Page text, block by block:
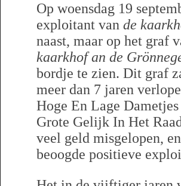
Op woensdag 19
exploitant van de
naast, maar op het graf
kaarkhof an de
bordje te zien. Dit graf
meer dan 7 jaren
Hoge En Lage
Grote Gelijk In Het
veel geld misgelopen,
beoogde positieve